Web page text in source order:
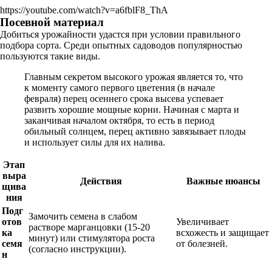
https://youtube.com/watch?v=a6fblF8_ThA
Посевной материал
Добиться урожайности удастся при условии правильного
подбора сорта. Среди опытных садоводов популярностью
пользуются такие виды.
Главным секретом высокого урожая является то, что
к моменту самого первого цветения (в начале
февраля) перец осеннего срока высева успевает
развить хорошие мощные корни. Начиная с марта и
заканчивая началом октября, то есть в период
обильный солнцем, перец активно завязывает плоды
и использует силы для их налива.
Этап
выра
щива
ния
Действия Важные нюансы
Подг
отов
ка
семя
н
Замочить семена в слабом
растворе марганцовки (15-20
минут) или стимулятора роста
(согласно инструкции).
Увеличивает
всхожесть и защищает
от болезней.